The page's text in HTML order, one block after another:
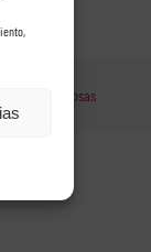
rent a car las rosas